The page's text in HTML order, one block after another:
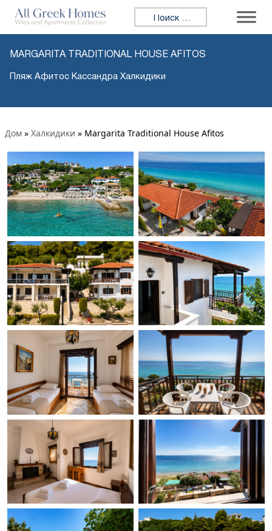
Искать:
MARGARITA TRADITIONAL HOUSE AFITOS
Пляж Афитос Кассандра Халкидики
Дом » Халкидики » Margarita Traditional House Afitos